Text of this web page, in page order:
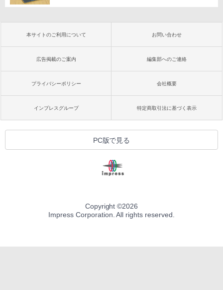
本サイトのご利用について お問い合わせ
広告掲載のご案内 編集部へのご連絡
プライバシーポリシー 会社概要
インプレスグループ 特定商取引法に基づく表示
PC版で見る
Copyright ©2026
Impress Corporation. All rights reserved.